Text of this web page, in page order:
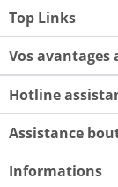
Top Links
Vos avantages
Hotline
Assistance
Informations